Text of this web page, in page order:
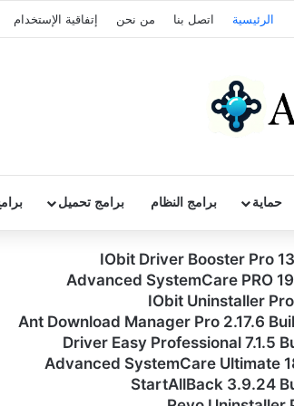
الرئيسية اتصل بنا من نحن إتفاقية الإستخدام
حماية برامج النظام برامج تحميل